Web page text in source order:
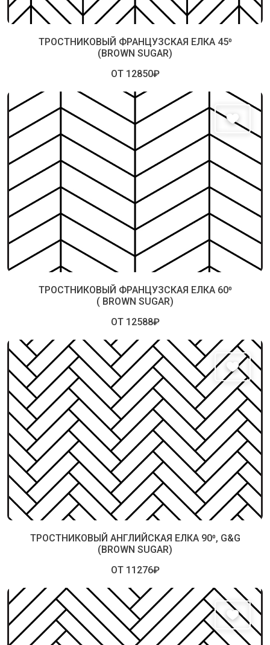
ТРОСТНИКОВЫЙ ФРАНЦУЗСКАЯ ЕЛКА 45⁰
(BROWN SUGAR)
ОТ 12850₽
ТРОСТНИКОВЫЙ ФРАНЦУЗСКАЯ ЕЛКА 60⁰
( BROWN SUGAR)
ОТ 12588₽
ТРОСТНИКОВЫЙ АНГЛИЙСКАЯ ЕЛКА 90⁰, G&G
(BROWN SUGAR)
ОТ 11276₽